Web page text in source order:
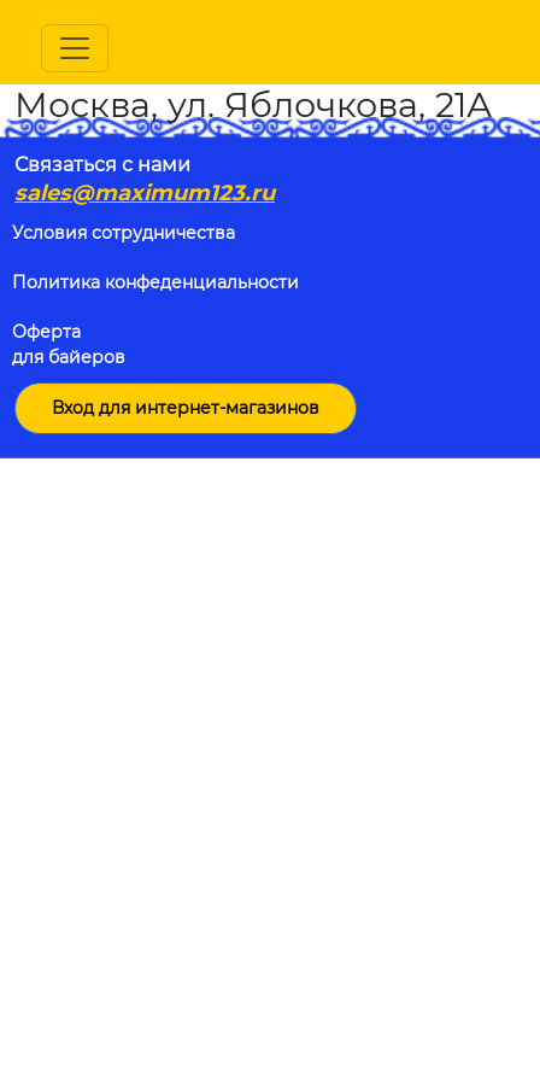
Москва, ул. Яблочкова, 21А
Связаться с нами
sales@maximum123.ru
Условия сотрудничества
Политика конфеденциальности
Оферта
для байеров
Вход для интернет-магазинов